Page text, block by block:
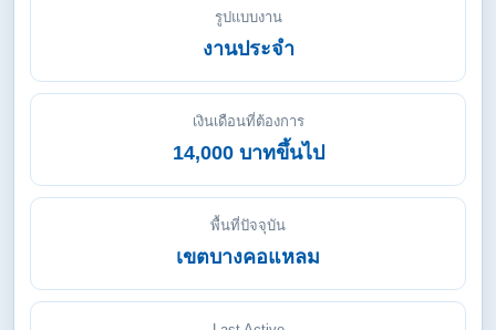
รูปแบบงาน
งานประจำ
เงินเดือนที่ต้องการ
14,000 บาทขึ้นไป
พื้นที่ปัจจุบัน
เขตบางคอแหลม